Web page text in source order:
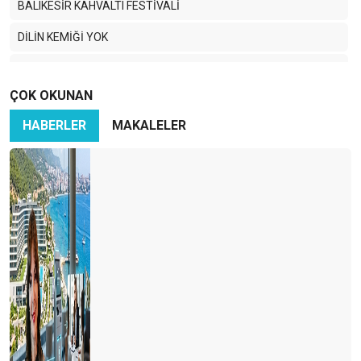
BALIKESİR KAHVALTI FESTİVALİ
DİLİN KEMİĞİ YOK
MEVLANA ÇAĞIRIYOR
SEVGi EMEK iSTERMiŞ…
BAŞIM GÖZÜM ÜSTÜNE… DİYARBAKIR.
BIHTIH YA BIHTIH..!
TURİZMDE ANKARA
TURiZMCi BAHTSIZ BEDEVi…
Nedir bu TGA eziyeti?
Bakan TURSAB standını pas geçti ama…
KAÇAK İÇKİ İNSANI, KAÇAK REHBER TURİZMİ ÖLDÜRÜR
ÇOK OKUNAN
HABERLER
MAKALELER